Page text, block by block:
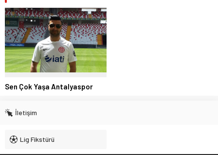
Sen Çok Yaşa Antalyaspor
İletişim
Lig Fikstürü